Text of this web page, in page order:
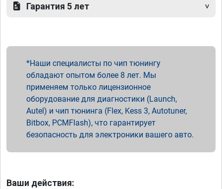
Гарантия 5 лет
Наши специалисты по чип тюнингу
обладают опытом более 8 лет. Мы
применяем только лицензионное
оборудование для диагностики (Launch,
Autel) и чип тюнинга (Flex, Kess 3, Autotuner,
Bitbox, PCMFlash), что гарантирует
безопасность для электроники вашего авто.
Ваши действия: